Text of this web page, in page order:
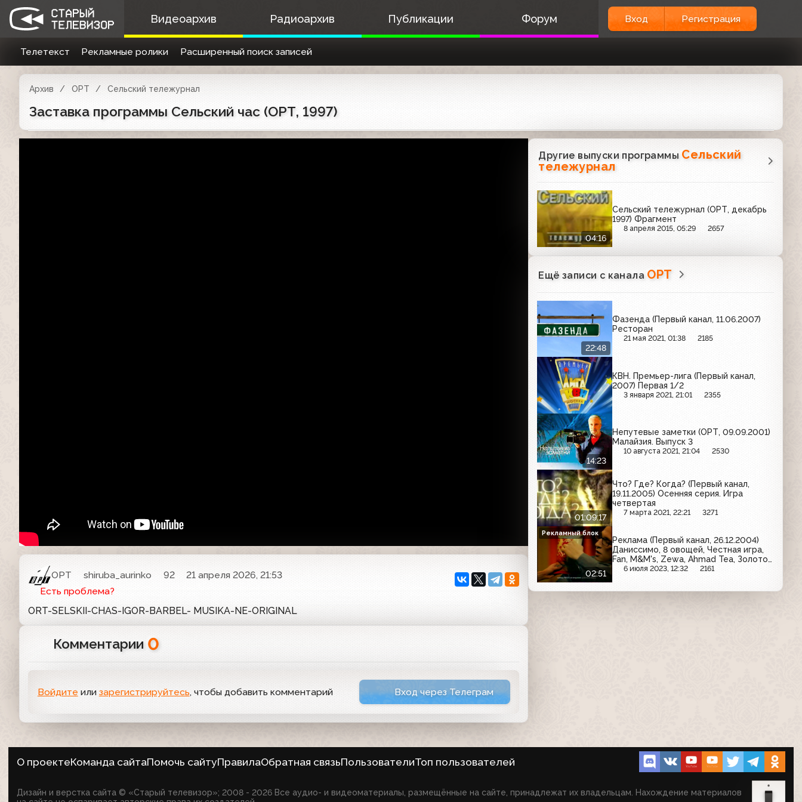
Видеоархив Радиоархив Публикации Форум Вход Регистрация
Телетекст Рекламные ролики Расширенный поиск записей
Архив ОРТ Сельский тележурнал
Заставка программы Сельский час (ОРТ, 1997)
ОРТ shiruba_aurinko 92
21 апреля 2026, 21:53
Есть проблема?
ORT-SELSKII-CHAS-IGOR-BARBEL- MUSIKA-NE-ORIGINAL
Комментарии 0
Войдите или зарегистрируйтесь, чтобы добавить комментарий Вход через Телеграм
Другие выпуски программы Сельский
тележурнал
04:16
Сельский тележурнал (ОРТ, декабрь
1997) Фрагмент
8 апреля 2015, 05:29 2657
Ещё записи с канала ОРТ
22:48
Фазенда (Первый канал, 11.06.2007)
Ресторан
21 мая 2021, 01:38 2185
КВН. Премьер-лига (Первый канал,
2007) Первая 1/2
3 января 2021, 21:01 2355
14:23
Непутевые заметки (ОРТ, 09.09.2001)
Малайзия. Выпуск 3
10 августа 2021, 21:04 2530
01:09:17
Что? Где? Когда? (Первый канал,
19.11.2005) Осенняя серия. Игра
четвертая
7 марта 2021, 22:21 3271
02:51
Реклама (Первый канал, 26.12.2004)
Даниссимо, 8 овощей, Честная игра,
Fan, M&M's, Zewa, Ahmad Tea, Золотой
ключ, Orbit
6 июля 2023, 12:32 2161
Рекламный блок
О проектеКоманда сайтаПомочь сайтуПравилаОбратная связьПользователиТоп пользователей
Дизайн и верстка сайта © «Старый телевизор»; 2008 - 2026 Все аудио- и видеоматериалы, размещённые на сайте, принадлежат их владельцам. Нахождение материалов